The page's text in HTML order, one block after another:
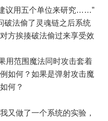
议用五个单位来研究……”
破法偷了灵魂链之后系统
方挨揍破法偷过来享受效
用范围魔法同时攻击套着
如何？如果是弹射攻击魔
何？
又做了一个系统的实验，